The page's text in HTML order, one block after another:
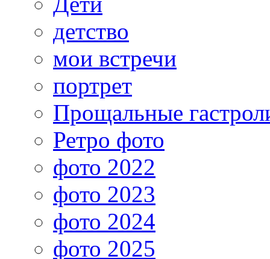
детство
мои встречи
портрет
Прощальные
Ретро фото
фото 2022
фото 2023
фото 2024
фото 2025